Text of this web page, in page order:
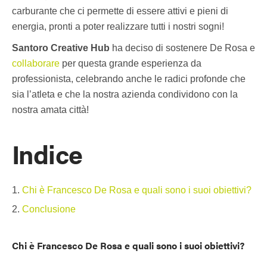
carburante che ci permette di essere attivi e pieni di
energia, pronti a poter realizzare tutti i nostri sogni!
Santoro Creative Hub ha deciso di sostenere De Rosa e
collaborare per questa grande esperienza da
professionista, celebrando anche le radici profonde che
sia l’atleta e che la nostra azienda condividono con la
nostra amata città!
Indice
Chi è Francesco De Rosa e quali sono i suoi obiettivi?
Conclusione
Chi è Francesco De Rosa e quali sono i suoi obiettivi?